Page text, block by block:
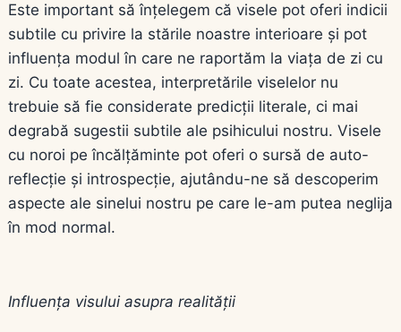
Este important să înțelegem că visele pot oferi indicii
subtile cu privire la stările noastre interioare și pot
influența modul în care ne raportăm la viața de zi cu
zi. Cu toate acestea, interpretările viselelor nu
trebuie să fie considerate predicții literale, ci mai
degrabă sugestii subtile ale psihicului nostru. Visele
cu noroi pe încălțăminte pot oferi o sursă de auto-
reflecție și introspecție, ajutându-ne să descoperim
aspecte ale sinelui nostru pe care le-am putea neglija
în mod normal.
Influența visului asupra realității